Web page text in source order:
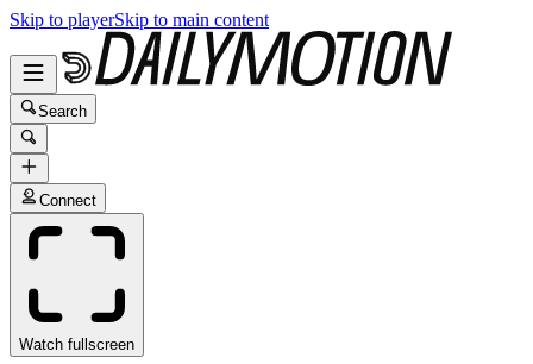
Skip to playerSkip to main content
Search
Connect
Watch fullscreen